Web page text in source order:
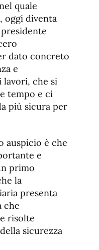
quale
oggi diventa
dato concreto
e
lavori, che si
tempo e ci
più sicura per
auspicio è che
e
primo
la
presenta
che
risolte
sicurezza